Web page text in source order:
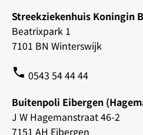
Streekziekenhuis Koningin
Beatrixpark 1
7101 BN Winterswijk
phone 0543 54 44 44
Buitenpoli Eibergen
J W Hagemanstraat 46-2
7151 AH Eibergen